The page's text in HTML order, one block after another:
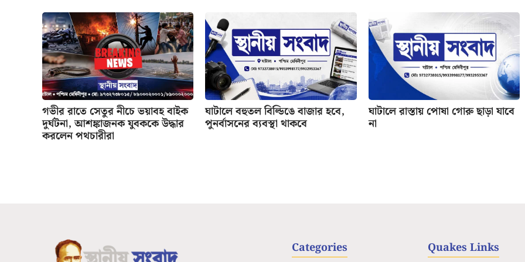
গভীর রাতে সেতুর নীচে ভয়াবহ বাইক
দুর্ঘটনা, আশঙ্কাজনক যুবককে উদ্ধার
করলেন পথচারীরা
ঘাটালে বহুতল বিল্ডিঙে বাজার হবে,
পুনর্বাসনের ব্যবস্থা থাকবে
ঘাটালে রাস্তায় পোষা গোরু ছাড়া যাবে
না
Categories Quakes Links